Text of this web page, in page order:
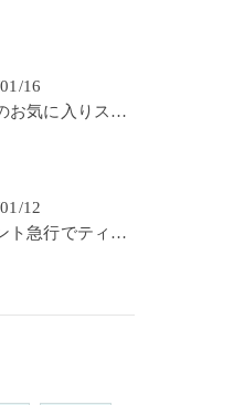
16
河口湖のお気に入りスイーツ｜東京Facebookコンサル株式会社SNOWTIME125
12
オリエント急行でティータイム｜東京Facebookコンサル株式会社SNOWTIME125